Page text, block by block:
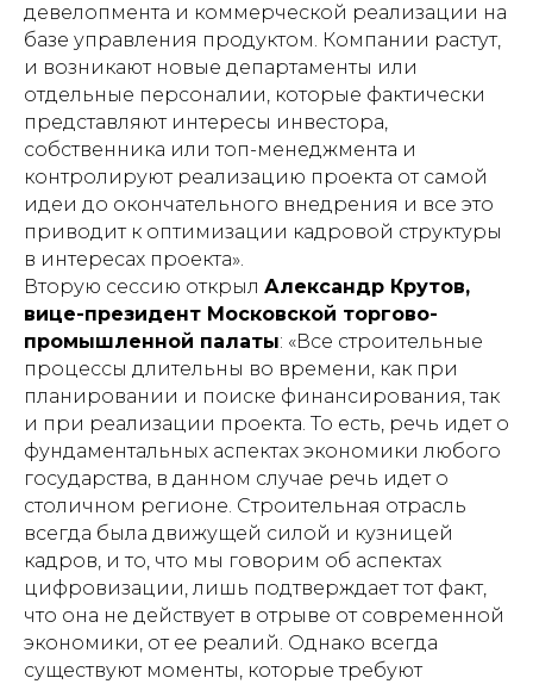
девелопмента и коммерческой реализации на
базе управления продуктом. Компании растут,
и возникают новые департаменты или
отдельные персоналии, которые фактически
представляют интересы инвестора,
собственника или топ-менеджмента и
контролируют реализацию проекта от самой
идеи до окончательного внедрения и все это
приводит к оптимизации кадровой структуры
в интересах проекта».
Вторую сессию открыл Александр Крутов,
вице-президент Московской торгово-
промышленной палаты: «Все строительные
процессы длительны во времени, как при
планировании и поиске финансирования, так
и при реализации проекта. То есть, речь идет о
фундаментальных аспектах экономики любого
государства, в данном случае речь идет о
столичном регионе. Строительная отрасль
всегда была движущей силой и кузницей
кадров, и то, что мы говорим об аспектах
цифровизации, лишь подтверждает тот факт,
что она не действует в отрыве от современной
экономики, от ее реалий. Однако всегда
существуют моменты, которые требуют